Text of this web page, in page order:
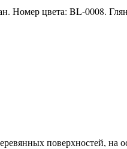
Номер цвета: BL-0008.
поверхностей, на